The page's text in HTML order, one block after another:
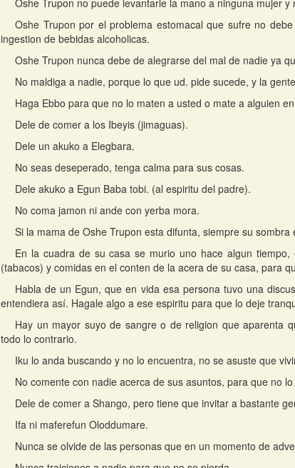
Oshe Trupon no puede levantarle la mano a ninguna mujer
Oshe Trupon por el problema estomacal que sufre no
ingestion de bebidas alcoholicas.
Oshe Trupon nunca debe de alegrarse del mal de nadie ya
No maldiga a nadie, porque lo que ud. pide sucede, y la
Haga Ebbo para que no lo maten a usted o mate a alguien
Dele de comer a los Ibeyis (jimaguas).
Dele un akuko a Elegbara.
No seas deseperado, tenga calma para sus cosas.
Dele akuko a Egun Baba tobi. (al espiritu del padre).
No coma jamon ni ande con yerba mora.
Si la mama de Oshe Trupon esta difunta, siempre su sombra
En la cuadra de su casa se murio uno hace algun
(tabacos) y comidas en el conten de la acera de su casa, para
Habla de un Egun, que en vida esa persona tuvo una
entendiera así. Hagale algo a ese espiritu para que lo deje
Hay un mayor suyo de sangre o de religion que aparenta
todo lo contrario.
Iku lo anda buscando y no lo encuentra, no se asuste que
No comente con nadie acerca de sus asuntos, para que no
Dele de comer a Shango, pero tiene que invitar a bastante
Ifa ni maferefun Oloddumare.
Nunca se olvide de las personas que en un momento de